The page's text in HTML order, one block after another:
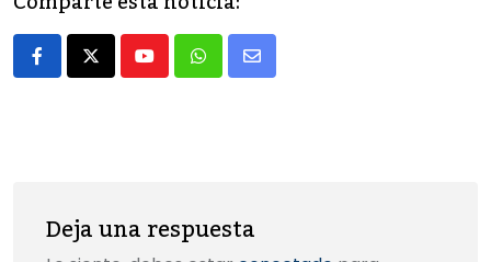
b
o
d
o
ar
tir
YoutubeWhatsapp
Share
Deja una respuesta